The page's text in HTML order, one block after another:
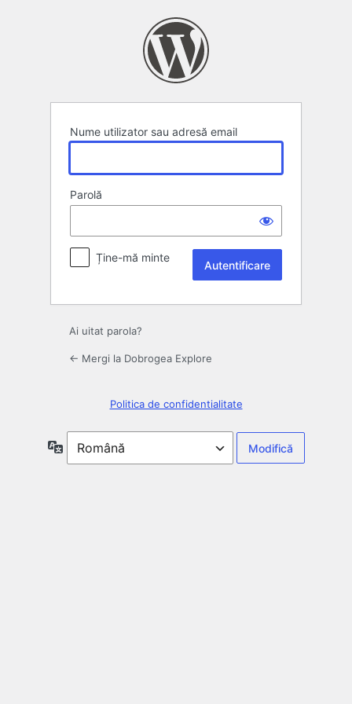
Nume utilizator sau adresă email
Parolă
Ține-mă minte
Ai uitat parola?
← Mergi la Dobrogea Explore
Politica de confidentialitate
Limbă